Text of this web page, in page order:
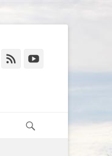
TwitterFeed